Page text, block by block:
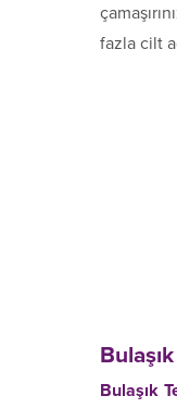
fazla cilt
Bulaşık